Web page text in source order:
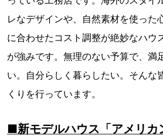
レなデザインや、自然素材を使った
に合わせたコスト調整が絶妙なハウ
が強みです。無理のない予算で、満
い。自分らしく暮らしたい。そんな
くりを行っています。
■新モデルハウス「アメリカ